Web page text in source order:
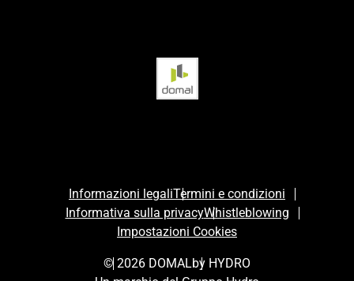
Informazioni legaliTermini e condizioni
Informativa sulla privacyWhistleblowing
Impostazioni Cookies
© 2026 DOMALby HYDRO